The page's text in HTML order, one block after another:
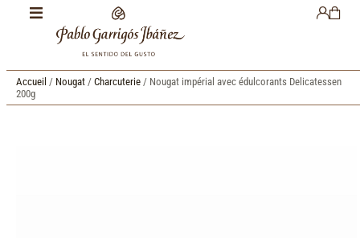
Accueil / Nougat / Charcuterie / Nougat impérial avec édulcorants Delicatessen
200g